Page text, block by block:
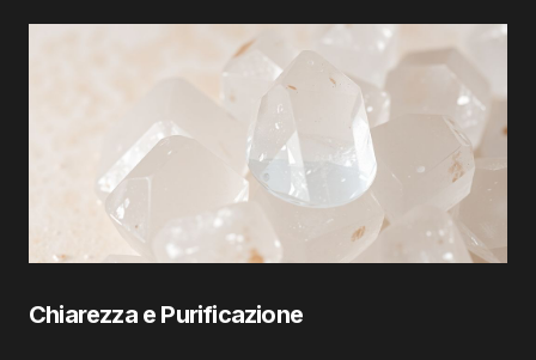
Chiarezza e Purificazione